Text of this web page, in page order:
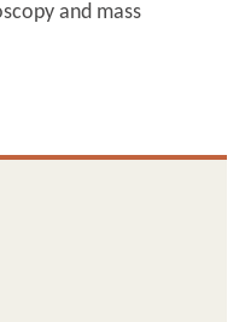
and mass